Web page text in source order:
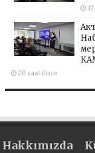
20 saat önce
Hakkımızda